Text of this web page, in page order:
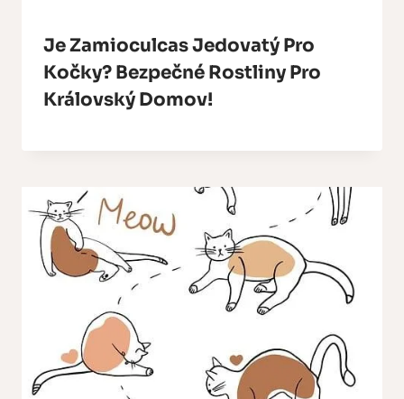
Je Zamioculcas Jedovatý Pro
Kočky? Bezpečné Rostliny Pro
Královský Domov!